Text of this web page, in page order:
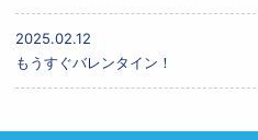
2025.02.12
もうすぐバレンタイン！